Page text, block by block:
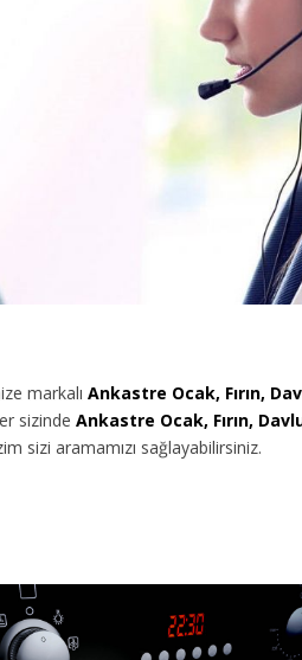
markalı Ankastre Ocak, Fırın,
sizinde Ankastre Ocak, Fırın,
sizi aramamızı sağlayabilirsiniz.